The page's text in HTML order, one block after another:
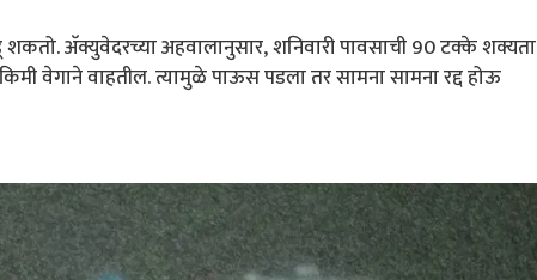
शकतो. अ‍ॅक्युवेदरच्या अहवालानुसार, शनिवारी पावसाची 90 टक्के शक्यता
वेगाने वाहतील. त्यामुळे पाऊस पडला तर सामना सामना रद्द होऊ